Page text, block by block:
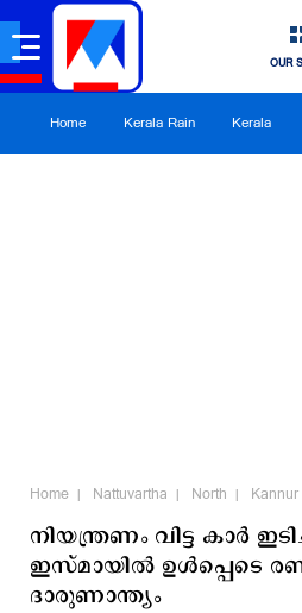
OUR
Home Kerala Rain Kerala
Home Nattuvartha North Kannur
നിയന്ത്രണം വിട്ട കാർ
ഇസ്മായില്‍ ഉള്‍പ്പെടെ
ദാരുണാന്ത്യം